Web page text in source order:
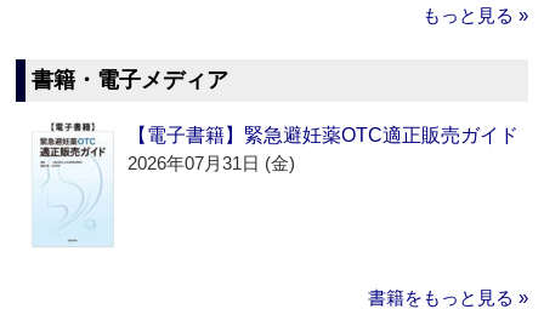
もっと見る »
書籍・電子メディア
【電子書籍】緊急避妊薬OTC適正販売ガイド
2026年07月31日 (金)
書籍をもっと見る »